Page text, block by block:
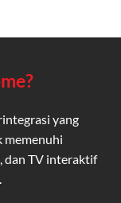
yang
memenuhi
, dan TV interaktif